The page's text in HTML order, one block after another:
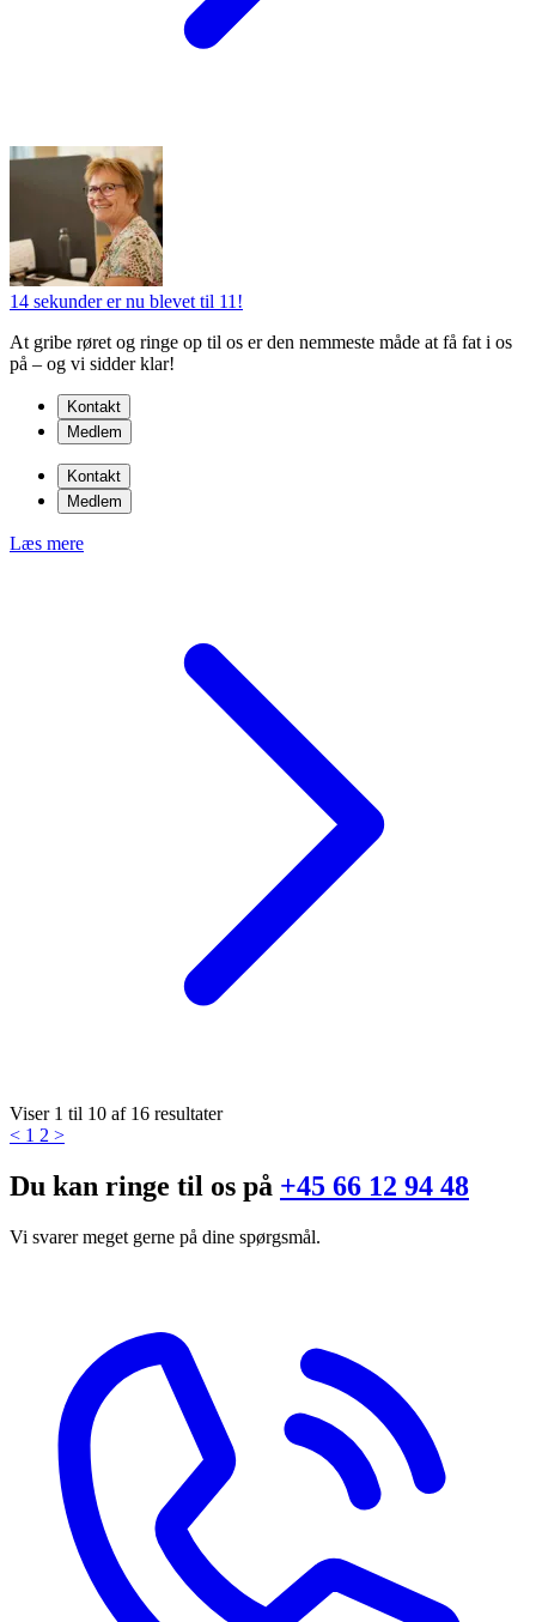
14 sekunder er nu blevet til 11!
At gribe røret og ringe op til os er den nemmeste måde at få fat i os
på – og vi sidder klar!
Kontakt
Medlem
Kontakt
Medlem
Læs mere
Viser 1 til 10 af 16 resultater
< 1 2 >
Du kan ringe til os på +45 66 12 94 48
Vi svarer meget gerne på dine spørgsmål.